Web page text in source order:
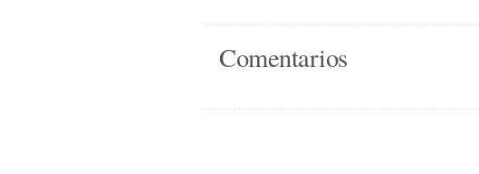
Comentarios